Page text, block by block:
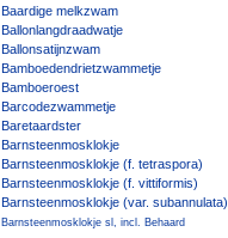
Baardige melkzwam
Ballonlangdraadwatje
Ballonsatijnzwam
Bamboedendrietzwammetje
Bamboeroest
Barcodezwammetje
Baretaardster
Barnsteenmosklokje
Barnsteenmosklokje (f. tetraspora)
Barnsteenmosklokje (f. vittiformis)
Barnsteenmosklokje (var. subannulata)
Barnsteenmosklokje sl, incl. Behaard